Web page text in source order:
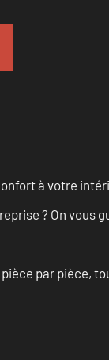
à votre
? On vous
par pièce,